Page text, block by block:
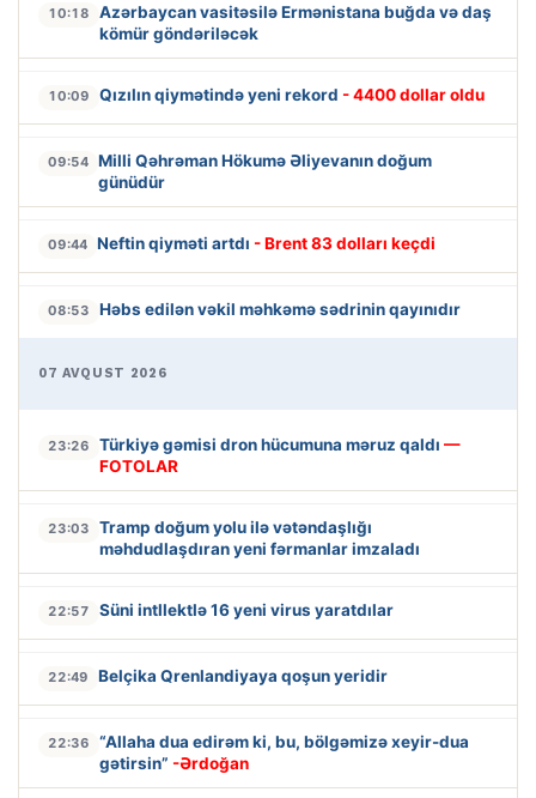
10:18
Azərbaycan vasitəsilə Ermənistana buğda və daş
kömür göndəriləcək
10:09 Qızılın qiymətində yeni rekord - 4400 dollar oldu
09:54 Milli Qəhrəman Hökumə Əliyevanın doğum
günüdür
09:44 Neftin qiyməti artdı - Brent 83 dolları keçdi
08:53 Həbs edilən vəkil məhkəmə sədrinin qayınıdır
07 AVQUST 2026
23:26 Türkiyə gəmisi dron hücumuna məruz qaldı —
FOTOLAR
23:03
Tramp doğum yolu ilə vətəndaşlığı
məhdudlaşdıran yeni fərmanlar imzaladı
22:57 Süni intllektlə 16 yeni virus yaratdılar
22:49 Belçika Qrenlandiyaya qoşun yeridir
22:36
“Allaha dua edirəm ki, bu, bölgəmizə xeyir-dua
gətirsin” -Ərdoğan